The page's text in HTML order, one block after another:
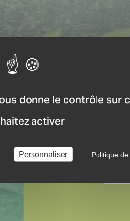
donne le contrôle sur
activer
Personnaliser Politique
Toute l’actualité sur